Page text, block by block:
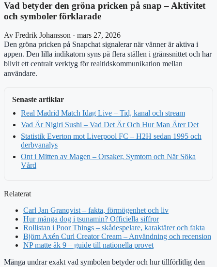
Vad betyder den gröna pricken på snap – Aktivitet
och symboler förklarade
Av Fredrik Johansson · mars 27, 2026
Den gröna pricken på Snapchat signalerar när vänner är aktiva i
appen. Den lilla indikatorn syns på flera ställen i gränssnittet och har
blivit ett centralt verktyg för realtidskommunikation mellan
användare.
Senaste artiklar
Real Madrid Match Idag Live – Tid, kanal och stream
Vad Är Nigiri Sushi – Vad Det Är Och Hur Man Äter Det
Statistik Everton mot Liverpool FC – H2H sedan 1995 och
derbyanalys
Ont i Mitten av Magen – Orsaker, Symtom och När Söka
Vård
Relaterat
Carl Jan Granqvist – fakta, förmögenhet och liv
Hur många dog i tsunamin? Officiella siffror
Rollistan i Poor Things – skådespelare, karaktärer och fakta
Björn Axén Curl Creator Cream – Användning och recension
NP matte åk 9 – guide till nationella provet
Många undrar exakt vad symbolen betyder och hur tillförlitlig den